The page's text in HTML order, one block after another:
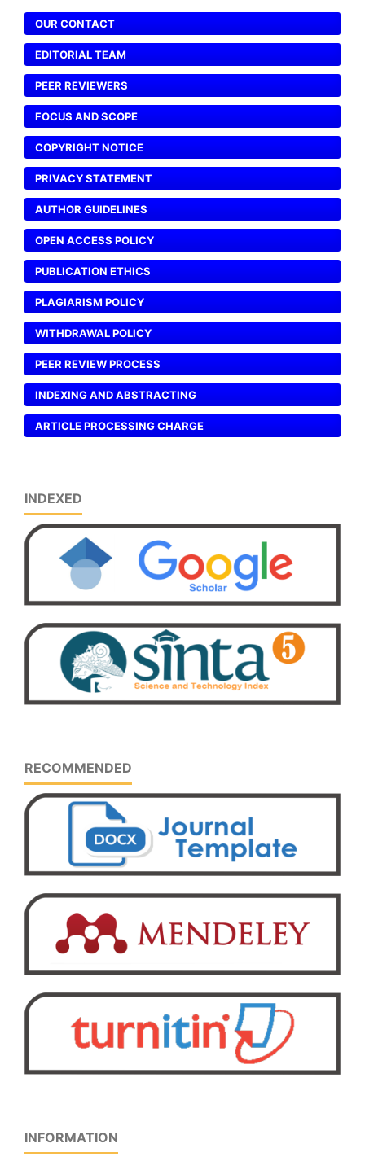
OUR CONTACT
EDITORIAL TEAM
PEER REVIEWERS
FOCUS AND SCOPE
COPYRIGHT NOTICE
PRIVACY STATEMENT
AUTHOR GUIDELINES
OPEN ACCESS POLICY
PUBLICATION ETHICS
PLAGIARISM POLICY
WITHDRAWAL POLICY
PEER REVIEW PROCESS
INDEXING AND ABSTRACTING
ARTICLE PROCESSING CHARGE
INDEXED
RECOMMENDED
INFORMATION